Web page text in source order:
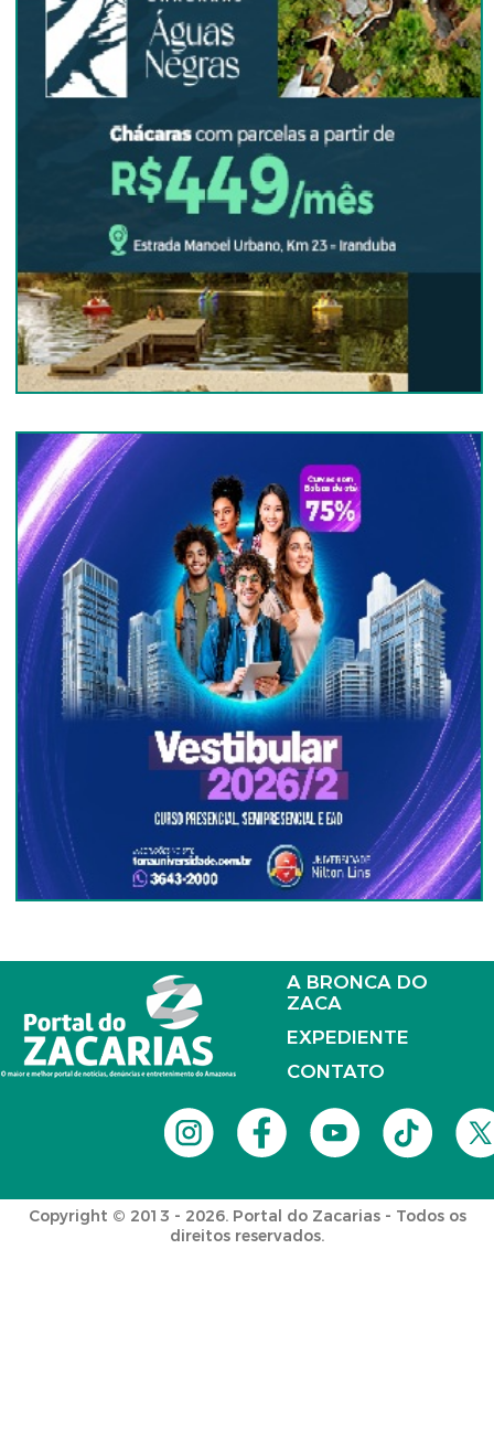
A BRONCA DO
ZACA
EXPEDIENTE
CONTATO
Copyright © 2013 - 2026. Portal do Zacarias - Todos os
direitos reservados.